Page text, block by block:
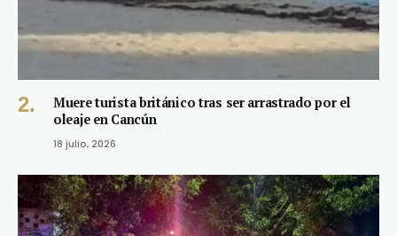
Muere turista británico tras ser arrastrado por el
oleaje en Cancún
18 julio, 2026